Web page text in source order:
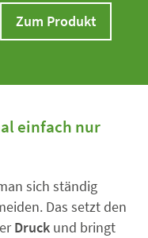
Zum Produkt
einfach nur
sich ständig
Das setzt den
Druckund bringt